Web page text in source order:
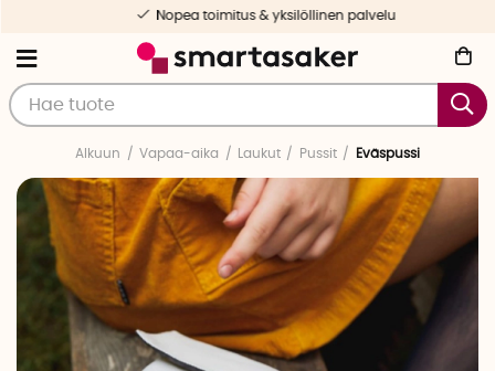
Nopea toimitus & yksilöllinen palvelu
Alkuun Vapaa-aika Laukut Pussit Eväspussi